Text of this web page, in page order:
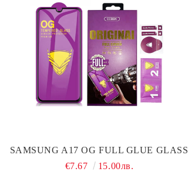
SAMSUNG A17 OG FULL GLUE GLASS
€7.67
15.00лв.